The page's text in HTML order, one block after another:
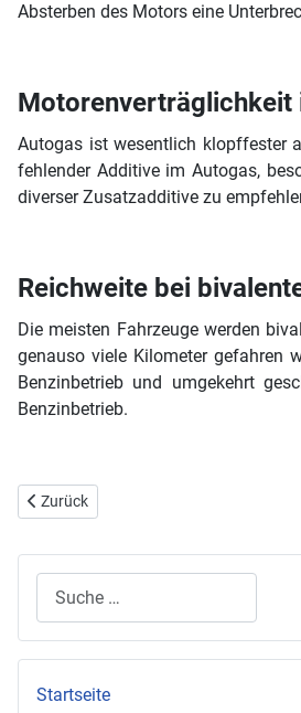
Absterben des Motors eine
Motorenverträglichkeit
Autogas ist wesentlich klopffester
fehlender Additive im Autogas,
diverser Zusatzadditive zu
Reichweite bei
Die meisten Fahrzeuge werden
genauso viele Kilometer gefahren
Benzinbetrieb und umgekehrt
Benzinbetrieb.
Vorheriger Beitrag: Günstig unterwegs
Zurück
Startseite